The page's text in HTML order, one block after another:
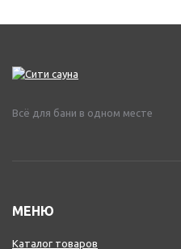
Всё для бани в одном месте
МЕНЮ
Каталог товаров